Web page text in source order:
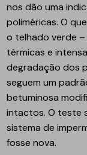
nos dão uma
poliméricas. O
o telhado verde
térmicas e
degradação dos
seguem um
betuminosa
intactos. O teste
sistema de
fosse nova.